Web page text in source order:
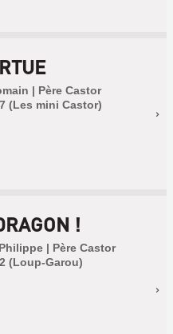
| Père Castor
(Les mini Castor)
!
| Père Castor
(Loup-Garou)